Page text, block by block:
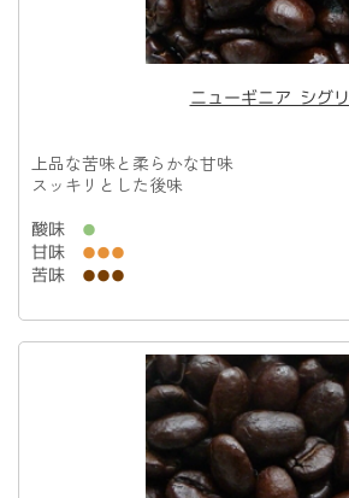
ニューギニア シグリ
上品な苦味と柔らかな甘味
スッキリとした後味
酸味 ●
甘味 ●●●
苦味 ●●●